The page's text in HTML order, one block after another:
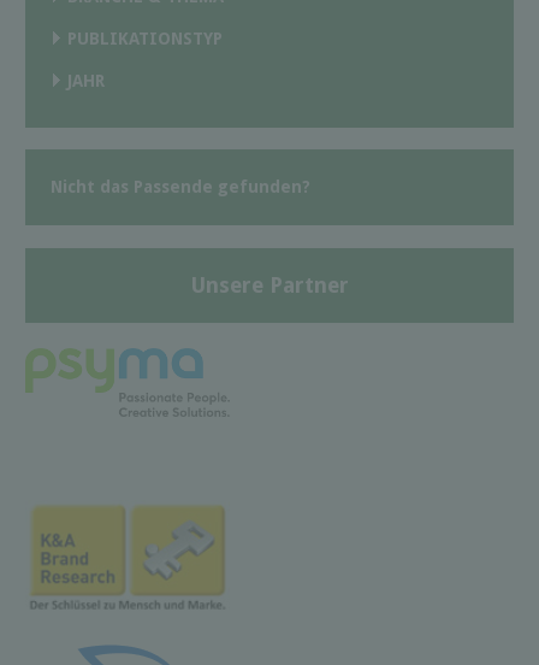
PUBLIKATIONSTYP
JAHR
Nicht das Passende gefunden?
Unsere Partner